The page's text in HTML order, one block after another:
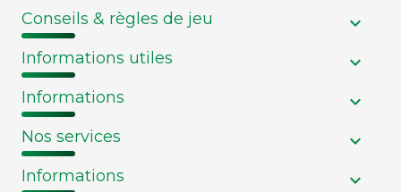
Conseils & règles de jeu
Informations utiles
Informations
Nos services
Informations